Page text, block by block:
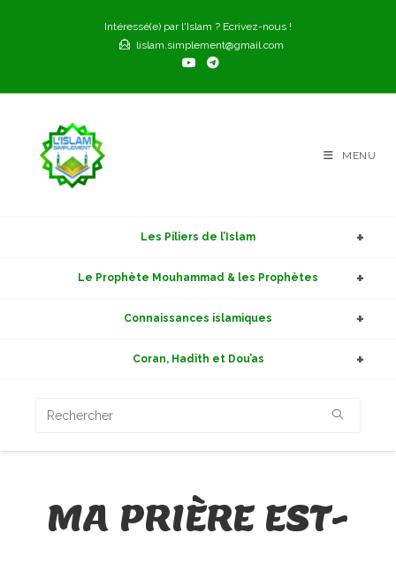
Intéressé(e) par l'Islam ? Ecrivez-nous !
lislam.simplement@gmail.com
MENU
Les Piliers de l’Islam
Le Prophète Mouhammad & les Prophètes
Connaissances islamiques
Coran, Hadith et Dou’as
MA PRIÈRE EST-